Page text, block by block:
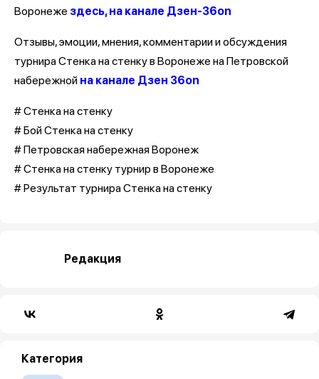
Воронеже здесь, на канале Дзен-36on
Отзывы, эмоции, мнения, комментарии и обсуждения
турнира Стенка на стенку в Воронеже на Петровской
набережной на канале Дзен 36on
# Стенка на стенку
# Бой Стенка на стенку
# Петровская набережная Воронеж
# Стенка на стенку турнир в Воронеже
# Результат турнира Стенка на стенку
Редакция
Категория